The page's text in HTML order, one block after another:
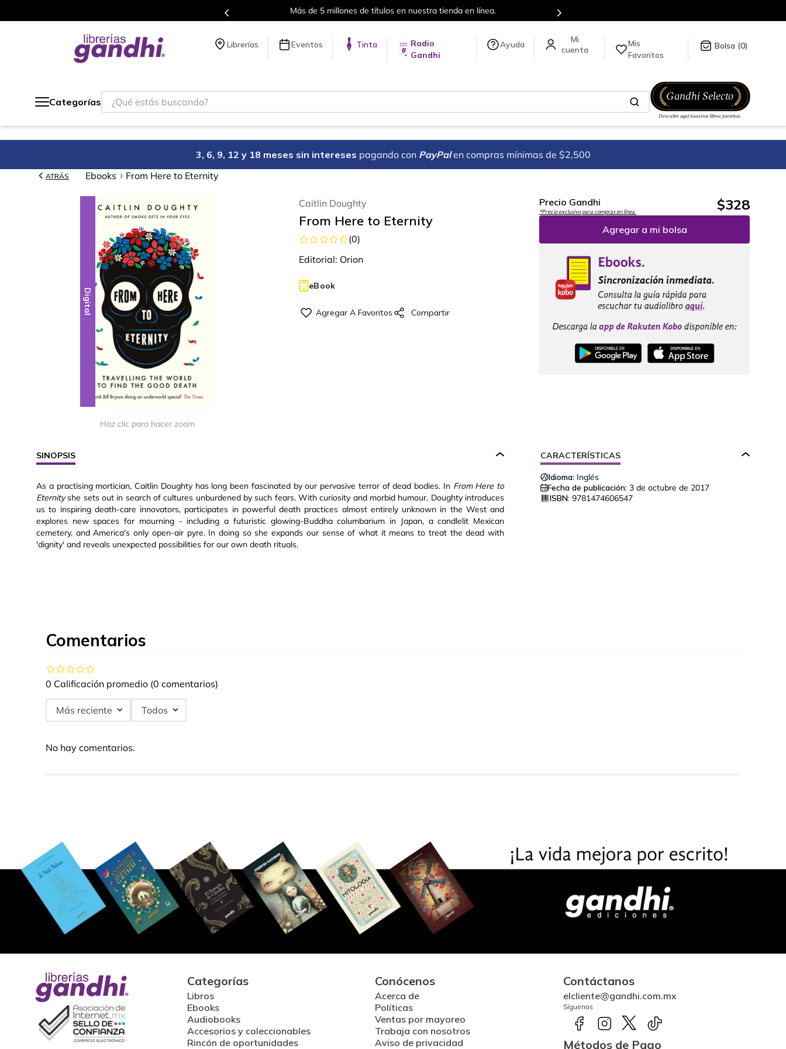
Más de 5 millones de títulos en nuestra tienda en línea.
Librerías Eventos Tinta
Radio
Gandhi
Ayuda
Mis
Favoritos
0
Categorías
¿Qué estás buscando?
3, 6, 9, 12 y 18 meses sin intereses pagando con PayPal en compras mínimas de $2,500
ATRÁS Ebooks From Here to Eternity
Digital
Haz clic para hacer zoom
Caitlin Doughty
From Here to Eternity
(0)
Editorial: Orion
eBook
Precio Gandhi
*Precio exclusivo para compras en línea. $328
Agregar a mi bolsa
SINOPSIS
As a practising mortician, Caitlin Doughty has long been fascinated by our pervasive terror of dead bodies. In From Here to
Eternityshe sets out in search of cultures unburdened by such fears. With curiosity and morbid humour, Doughty introduces
us to inspiring death-care innovators, participates in powerful death practices almost entirely unknown in the West and
explores new spaces for mourning - including a futuristic glowing-Buddha columbarium in Japan, a candlelit Mexican
cemetery, and America's only open-air pyre. In doing so she expands our sense of what it means to treat the dead with
'dignity' and reveals unexpected possibilities for our own death rituals.
CARACTERÍSTICAS
Idioma: Inglés
Fecha de publicación: 3 de octubre de 2017
ISBN: 9781474606547
Comentarios
0 Calificación promedio (0 comentarios)
Más reciente Todos
No hay comentarios.
Categorías
Libros
Ebooks
Audiobooks
Accesorios y coleccionables
Rincón de oportunidades
Conócenos
Acerca de
Políticas
Ventas por mayoreo
Trabaja con nosotros
Aviso de privacidad
Contáctanos
elcliente@gandhi.com.mx
Síguenos
Métodos de Pago